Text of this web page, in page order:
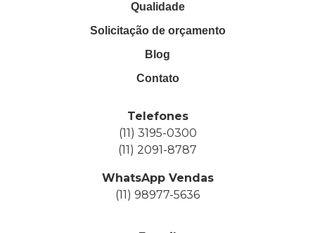
Qualidade
Solicitação de orçamento
Blog
Contato
Telefones
(11) 3195-0300
(11) 2091-8787
WhatsApp Vendas
(11) 98977-5636